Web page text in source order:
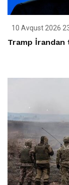
10 Avqust 2026
Tramp